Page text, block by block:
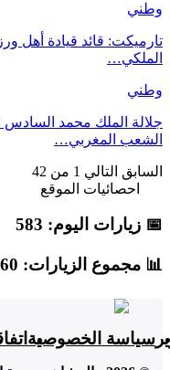
وطني
تارميكت: قائد قيادة أهل
الملكي…
وطني
جلالة الملك محمد
الشعب المغربي…
السابق التالي 1 من 42
احصائيات الموقع
📅 زيارات اليوم: 583
📊 مجموع الزيارات: 710360
سياسة الخصوصية